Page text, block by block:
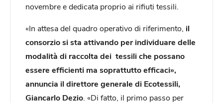
novembre e dedicata proprio ai rifiuti tessili.
«In attesa del quadro operativo di riferimento, il
consorzio si sta attivando per individuare delle
modalità di raccolta dei tessili che possano
essere efficienti ma soprattutto efficaci»,
annuncia il direttore generale di Ecotessili,
Giancarlo Dezio . «Di fatto, il primo passo per